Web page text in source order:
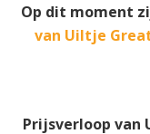
Op dit moment
van Uiltje
Prijsverloop van